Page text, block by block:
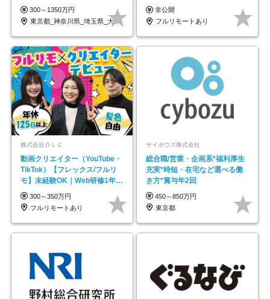
も充実♪/a
300～1350万円
東京都_神奈川県_埼玉県_大阪府_愛知県…
帰／全国募集・業務委託
非公開
フルリモートあり
株式会社ＯＬＣ
動画クリエイター（YouTube・
TikTok）【フレックス/フルリ
モ】未経験OK｜Web研修1年間
｜副業OK
300～350万円
フルリモートあり
サイボウズ株式会社
総合職/営業・企画系*福利厚生
充実*時短・在宅など選べる働
き方*賞与年2回
450～850万円
東京都